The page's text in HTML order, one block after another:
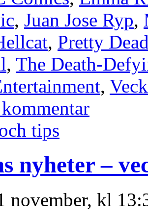
, Juan Jose Ryp,
, Pretty
, The Death-
,
tips
nyheter –
november, kl